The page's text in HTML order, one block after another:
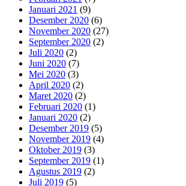
Januari 2021 (9)
Desember 2020 (6)
November 2020 (27)
September 2020 (2)
Juli 2020 (2)
Juni 2020 (7)
Mei 2020 (3)
April 2020 (2)
Maret 2020 (2)
Februari 2020 (1)
Januari 2020 (2)
Desember 2019 (5)
November 2019 (4)
Oktober 2019 (3)
September 2019 (1)
Agustus 2019 (2)
Juli 2019 (5)